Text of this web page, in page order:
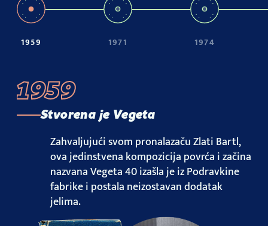
1959 1971 1974
1959
Stvorena je Vegeta
Zahvaljujući svom pronalazaču Zlati Bartl,
ova jedinstvena kompozicija povrća i začina
nazvana Vegeta 40 izašla je iz Podravkine
fabrike i postala neizostavan dodatak
jelima.
Usvojeno prepoznatljivo ime
Sopstvena kulinarska emisija
Vegeta u novoj ambalaži
Vegeta Twist
Novi igrači
Predstavljena Vegeta Natur
Marinada u vrećici
Novi Vegeta Maestro začini
inspiracije
Nova i još bolja Vegeta Natur
Dobrodošla Vegeta BIO!